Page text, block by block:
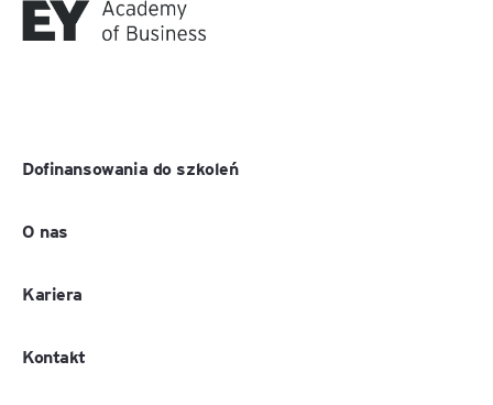
Dofinansowania do szkoleń
O nas
Kariera
Kontakt